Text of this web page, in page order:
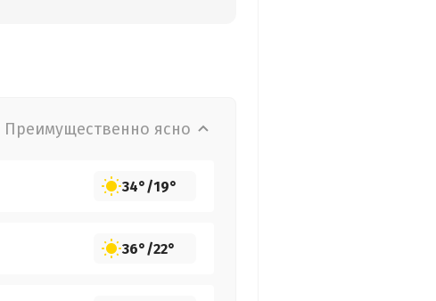
Преимущественно ясно
34°/19°
36°/22°